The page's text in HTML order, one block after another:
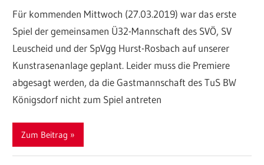
Für kommenden Mittwoch (27.03.2019) war das erste
Spiel der gemeinsamen Ü32-Mannschaft des SVÖ, SV
Leuscheid und der SpVgg Hurst-Rosbach auf unserer
Kunstrasenanlage geplant. Leider muss die Premiere
abgesagt werden, da die Gastmannschaft des TuS BW
Königsdorf nicht zum Spiel antreten
Zum Beitrag